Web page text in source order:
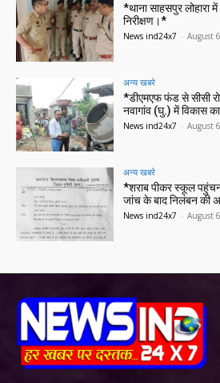
*थाना साहसपुर
निरीक्षण।*
News ind24x7 - August
अन्य खबरे
*डीएमएफ फंड से सीसी
नवागांव (घु.) में विकास
News ind24x7 - August
अन्य खबरे
*शराब पीकर स्कूल
जांच के बाद निलंबन की
News ind24x7 - August